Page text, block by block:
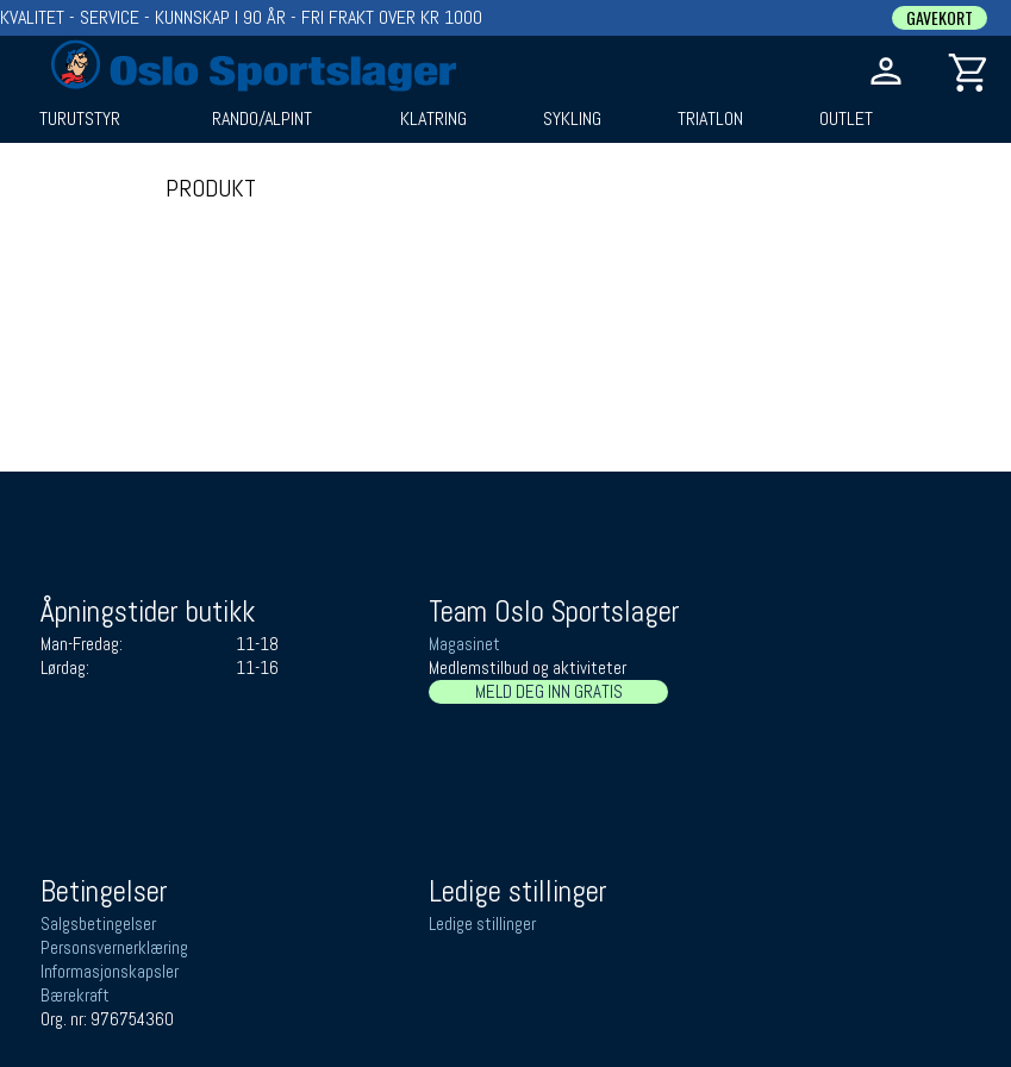
KVALITET - SERVICE - KUNNSKAP I 90 ÅR - FRI FRAKT OVER KR 1000 GAVEKORT
TURUTSTYR RANDO/ALPINT KLATRING SYKLING TRIATLON OUTLET
PRODUKT
Åpningstider butikk
Man-Fredag:
11-18
Lørdag:
11-16
Team Oslo Sportslager
Magasinet
Medlemstilbud og aktiviteter
MELD DEG INN GRATIS
Betingelser
Salgsbetingelser
Personsvernerklæring
Informasjonskapsler
Bærekraft
Org. nr: 976754360
Ledige stillinger
Ledige stillinger